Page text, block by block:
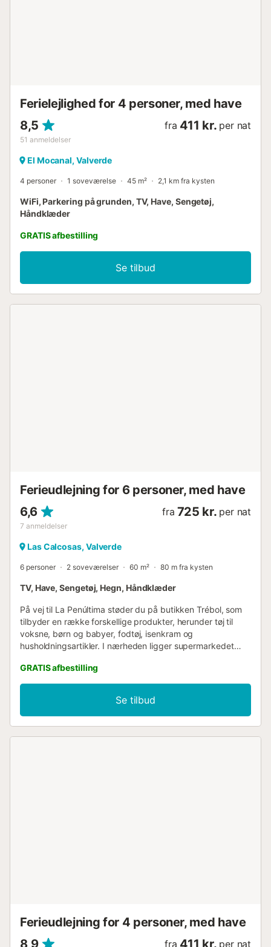
Ferielejlighed for 4 personer, med have
8,5
51 anmeldelser
fra 411 kr. per nat
El Mocanal, Valverde
4 personer 1 soveværelse 45 m² 2,1 km fra kysten
WiFi, Parkering på grunden, TV, Have, Sengetøj,
Håndklæder
GRATIS afbestilling
Se tilbud
Ferieudlejning for 6 personer, med have
6,6
7 anmeldelser
fra 725 kr. per nat
Las Calcosas, Valverde
6 personer 2 soveværelser 60 m² 80 m fra kysten
TV, Have, Sengetøj, Hegn, Håndklæder
På vej til La Penúltima støder du på butikken Trébol, som
tilbyder en række forskellige produkter, herunder tøj til
voksne, børn og babyer, fodtøj, isenkram og
husholdningsartikler. I nærheden ligger supermarkedet
fornødenheder. Caféen Dolman ligger bekvemt på vejen til
Valverde og er perfekt til et hurtigt stop. El Mocanal er
desuden udgangspunkt for flere naturskønne vandrestier,
hvilket gør det til en fremragende destination for
naturelskere og friluftsentusiaster....
GRATIS afbestilling
Se tilbud
Ferieudlejning for 4 personer, med have
8,9
fra 411 kr. per nat